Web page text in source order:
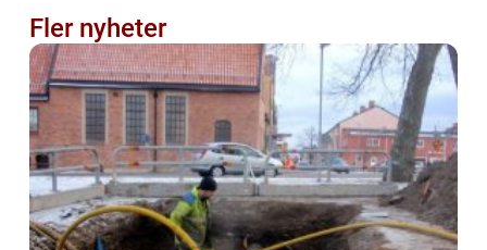
Fler nyheter